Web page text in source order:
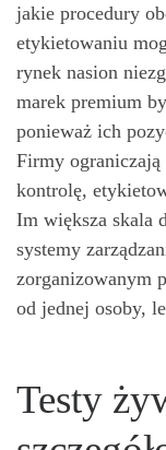
jakie procedury
etykietowaniu
rynek nasion
marek premium
ponieważ ich
Firmy
kontrolę,
Im większa skala
systemy
zorganizowanym
od jednej osoby,
Testy